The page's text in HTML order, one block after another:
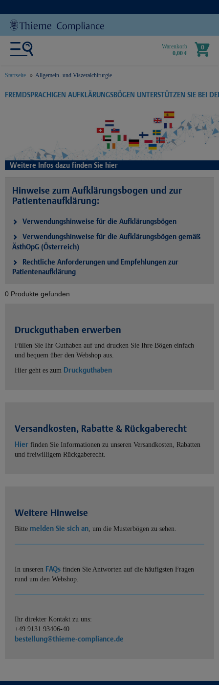
Warenkorb
0,00 €
0
Startseite Allgemein- und Viszeralchirurgie
text.skipToContent
text.skipToNavigation
FREMDSPRACHIGEN AUFKLÄRUNGSBÖGEN UNTERSTÜTZEN SIE BEI
Weitere Infos dazu finden Sie hier
Hinweise zum Aufklärungsbogen und zur
Patientenaufklärung:
Verwendungshinweise für die Aufklärungsbögen
Verwendungshinweise für die Aufklärungsbögen gemäß
ÄsthOpG (Österreich)
Rechtliche Anforderungen und Empfehlungen zur
Patientenaufklärung
0 Produkte gefunden
Druckguthaben erwerben
Füllen Sie Ihr Guthaben auf und drucken Sie Ihre Bögen einfach
und bequem über den Webshop aus.
Hier geht es zum Druckguthaben
Versandkosten, Rabatte & Rückgaberecht
Hier finden Sie Informationen zu unseren Versandkosten, Rabatten
und freiwilligem Rückgaberecht.
Weitere Hinweise
Bitte melden Sie sich an, um die Musterbögen zu sehen.
In unseren FAQs finden Sie Antworten auf die häufigsten Fragen
rund um den Webshop.
Ihr direkter Kontakt zu uns:
+49 9131 93406-40
bestellung@thieme-compliance.de